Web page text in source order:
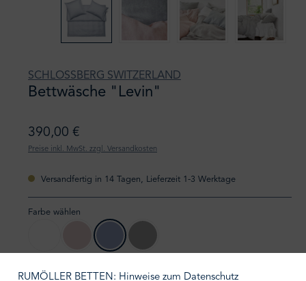
SCHLOSSBERG SWITZERLAND
Bettwäsche "Levin"
390,00 €
Preise inkl. MwSt. zzgl. Versandkosten
Versandfertig in 14 Tagen, Lieferzeit 1-3 Werktage
Farbe wählen
bleu gris
Größe wählenauswählen
RUMÖLLER BETTEN: Hinweise zum Datenschutz